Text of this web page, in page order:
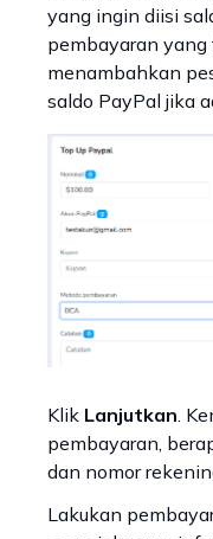
yang ingin diisi
pembayaran yang
menambahkan
saldo PayPal jika
Klik Lanjutkan .
pembayaran,
dan nomor
Lakukan